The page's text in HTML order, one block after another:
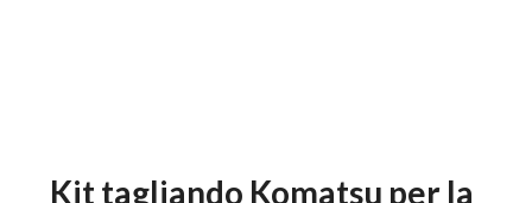
Kit tagliando Komatsu per la